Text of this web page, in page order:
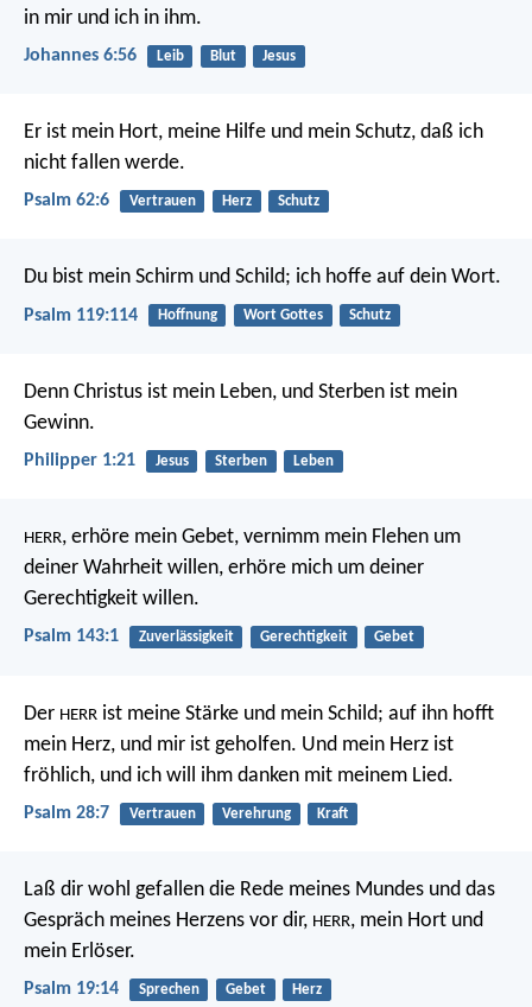
in mir und ich in ihm.
Johannes 6:56 Leib Blut Jesus
Er ist mein Hort, meine Hilfe und mein Schutz, daß ich
nicht fallen werde.
Psalm 62:6 Vertrauen Herz Schutz
Du bist mein Schirm und Schild; ich hoffe auf dein Wort.
Psalm 119:114 Hoffnung Wort Gottes Schutz
Denn Christus ist mein Leben, und Sterben ist mein
Gewinn.
Philipper 1:21 Jesus Sterben Leben
HERR, erhöre mein Gebet, vernimm mein Flehen um
deiner Wahrheit willen, erhöre mich um deiner
Gerechtigkeit willen.
Psalm 143:1 Zuverlässigkeit Gerechtigkeit Gebet
Der HERR ist meine Stärke und mein Schild; auf ihn hofft
mein Herz, und mir ist geholfen. Und mein Herz ist
fröhlich, und ich will ihm danken mit meinem Lied.
Psalm 28:7 Vertrauen Verehrung Kraft
Laß dir wohl gefallen die Rede meines Mundes und das
Gespräch meines Herzens vor dir, HERR, mein Hort und
mein Erlöser.
Psalm 19:14 Sprechen Gebet Herz